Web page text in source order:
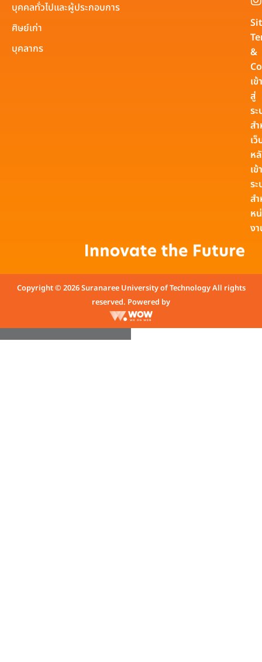
บุคคลทั่วไปและผู้ประกอบการ
ศิษย์เก่า
บุคลากร
&
เข้า
สู่
ร
ส
เ
ห
เข้
ร
ส
ห
ง
Copyright © 2026 Suranaree University of Technology All rights
reserved. Powered by